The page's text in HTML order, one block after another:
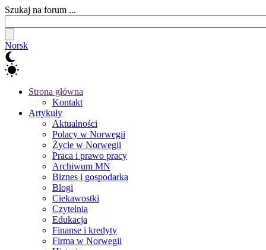
Szukaj na forum ...
Norsk
Strona główna
Kontakt
Artykuły
Aktualności
Polacy w Norwegii
Życie w Norwegii
Praca i prawo pracy
Archiwum MN
Biznes i gospodarka
Blogi
Ciekawostki
Czytelnia
Edukacja
Finanse i kredyty
Firma w Norwegii